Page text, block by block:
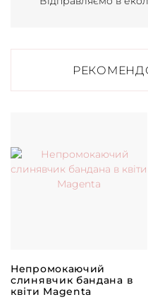
Непромокаючий
слинявчик бандана в
квіти Magenta